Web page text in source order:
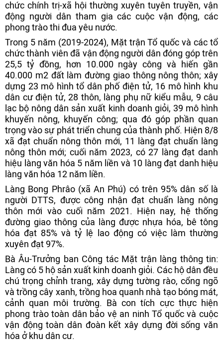
chức chính trị-xã hội thường xuyên tuyên truyền, vận
động người dân tham gia các cuộc vận động, các
phong trào thi đua yêu nước.
Trong 5 năm (2019-2024), Mặt trận Tổ quốc và các tổ
chức thành viên đã vận động người dân đóng góp trên
25,5 tỷ đồng, hơn 10.000 ngày công và hiến gần
40.000 m2 đất làm đường giao thông nông thôn; xây
dựng 23 mô hình tổ dân phố điện tử, 16 mô hình khu
dân cư điện tử, 28 thôn, làng phụ nữ kiểu mẫu, 9 câu
lạc bộ nông dân sản xuất kinh doanh giỏi, 39 mô hình
khuyến nông, khuyến công; qua đó góp phần quan
trọng vào sự phát triển chung của thành phố. Hiện 8/8
xã đạt chuẩn nông thôn mới, 11 làng đạt chuẩn làng
nông thôn mới; cuối năm 2023, có 27 làng đạt danh
hiệu làng văn hóa 5 năm liền và 10 làng đạt danh hiệu
làng văn hóa 12 năm liền.
Làng Bong Phrâo (xã An Phú) có trên 95% dân số là
người DTTS, được công nhận đạt chuẩn làng nông
thôn mới vào cuối năm 2021. Hiện nay, hệ thống
đường giao thông của làng được nhựa hóa, bê tông
hóa đạt 85% và tỷ lệ lao động có việc làm thường
xuyên đạt 97%.
Bà Âu-Trưởng ban Công tác Mặt trận làng thông tin:
Làng có 5 hộ sản xuất kinh doanh giỏi. Các hộ dân đều
chú trọng chỉnh trang, xây dựng tường rào, cổng ngõ
và trồng cây xanh, trồng hoa quanh nhà tạo bóng mát,
cảnh quan môi trường. Bà con tích cực thực hiện
phong trào toàn dân bảo vệ an ninh Tổ quốc và cuộc
vận động toàn dân đoàn kết xây dựng đời sống văn
hóa ở khu dân cư.